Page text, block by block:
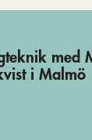
med
i Malmö